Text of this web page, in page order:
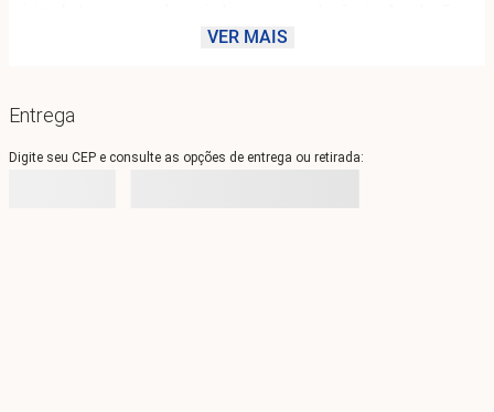
reflete a harmonia entre tradição e modernidade, capturando o
VER MAIS
Entrega
Digite seu CEP e consulte as opções de entrega ou retirada: